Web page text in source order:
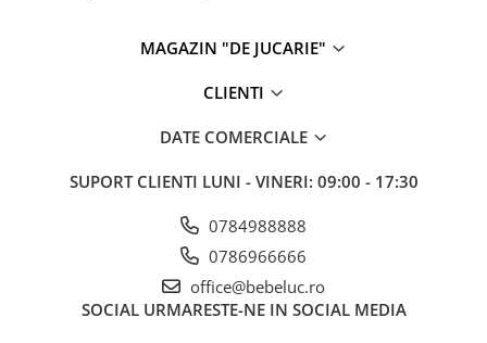
MAGAZIN "DE JUCARIE"
CLIENTI
DATE COMERCIALE
SUPORT CLIENTI LUNI - VINERI: 09:00 - 17:30
0784988888
0786966666
office@bebeluc.ro
SOCIAL URMARESTE-NE IN SOCIAL MEDIA